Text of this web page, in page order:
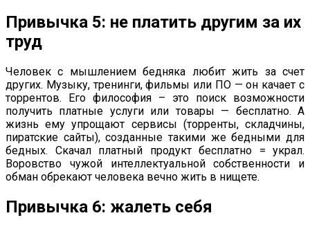
Привычка 5: не платить другим за их
труд
Человек с мышлением бедняка любит жить за счет
других. Музыку, тренинги, фильмы или ПО — он качает с
торрентов. Его философия – это поиск возможности
получить платные услуги или товары — бесплатно. А
жизнь ему упрощают сервисы (торренты, складчины,
пиратские сайты), созданные такими же бедными для
бедных. Скачал платный продукт бесплатно = украл.
Воровство чужой интеллектуальной собственности и
обман обрекают человека вечно жить в нищете.
Привычка 6: жалеть себя